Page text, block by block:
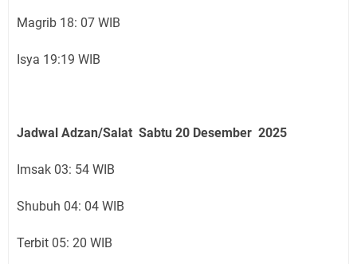
Magrib 18: 07 WIB
Isya 19:19 WIB
Jadwal Adzan/Salat Sabtu 20 Desember 2025
Imsak 03: 54 WIB
Shubuh 04: 04 WIB
Terbit 05: 20 WIB